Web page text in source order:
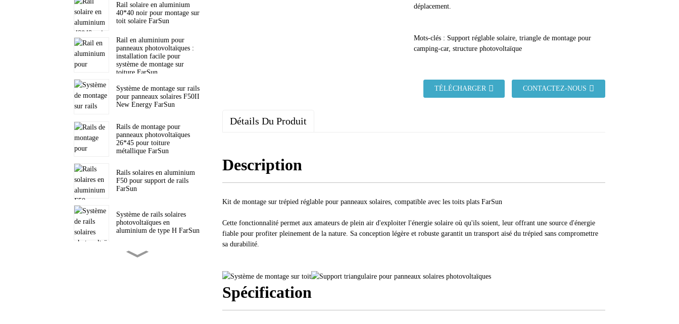
Rail solaire en aluminium
40*40 noir pour montage sur
toit solaire FarSun
Rail en aluminium pour
panneaux photovoltaïques :
installation facile pour
système de montage sur
toiture FarSun
Système de montage sur rails
pour panneaux solaires F50II
New Energy FarSun
Rails de montage pour
panneaux photovoltaïques
26*45 pour toiture
métallique FarSun
Rails solaires en aluminium
F50 pour support de rails
FarSun
Système de rails solaires
photovoltaïques en
aluminium de type H FarSun
Support de trépied solaire
déplacement.
Mots-clés : Support réglable solaire, triangle de montage pour
camping-car, structure photovoltaïque
TÉLÉCHARGER CONTACTEZ-NOUS
Détails Du Produit
Description
Kit de montage sur trépied réglable pour panneaux solaires, compatible avec les toits plats FarSun
Cette fonctionnalité permet aux amateurs de plein air d'exploiter l'énergie solaire où qu'ils soient, leur offrant une source d'énergie
fiable pour profiter pleinement de la nature. Sa conception légère et robuste garantit un transport aisé du trépied sans compromettre
sa durabilité.
Spécification